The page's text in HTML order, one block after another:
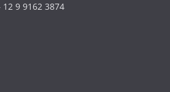
9 9162 3874